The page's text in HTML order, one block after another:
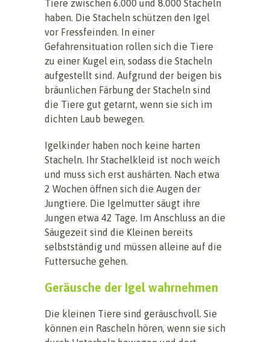
Tiere zwischen 6.000 und 8.000 Stacheln
haben. Die Stacheln schützen den Igel
vor Fressfeinden. In einer
Gefahrensituation rollen sich die Tiere
zu einer Kugel ein, sodass die Stacheln
aufgestellt sind. Aufgrund der beigen bis
bräunlichen Färbung der Stacheln sind
die Tiere gut getarnt, wenn sie sich im
dichten Laub bewegen.
Igelkinder haben noch keine harten
Stacheln. Ihr Stachelkleid ist noch weich
und muss sich erst aushärten. Nach etwa
2 Wochen öffnen sich die Augen der
Jungtiere. Die Igelmutter säugt ihre
Jungen etwa 42 Tage. Im Anschluss an die
Säugezeit sind die Kleinen bereits
selbstständig und müssen alleine auf die
Futtersuche gehen.
Geräusche der Igel wahrnehmen
Die kleinen Tiere sind geräuschvoll. Sie
können ein Rascheln hören, wenn sie sich